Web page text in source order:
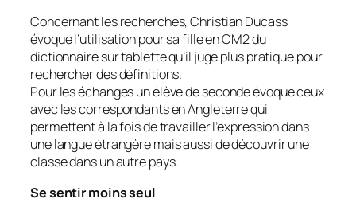
Concernant les recherches, Christian Ducass
évoque l’utilisation pour sa fille en CM2 du
dictionnaire sur tablette qu’il juge plus pratique pour
rechercher des définitions.
Pour les échanges un élève de seconde évoque ceux
avec les correspondants en Angleterre qui
permettent à la fois de travailler l’expression dans
une langue étrangère mais aussi de découvrir une
classe dans un autre pays.
Se sentir moins seul